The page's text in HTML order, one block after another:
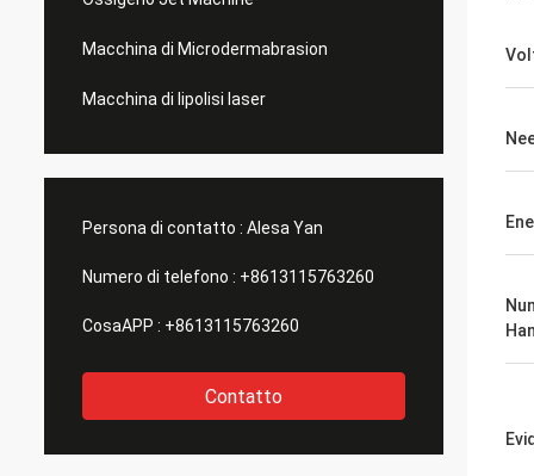
Macchina di Microdermabrasion
Macchina di lipolisi laser
Persona di contatto : Alesa Yan
Numero di telefono : +8613115763260
CosaAPP : +8613115763260
Contatto